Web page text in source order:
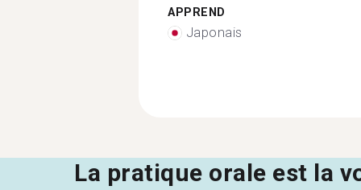
APPREND
Japonais
La pratique orale est la